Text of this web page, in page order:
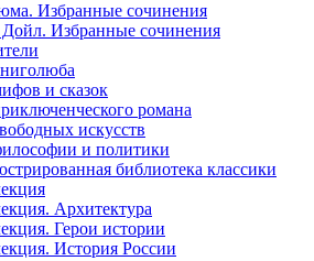
Избранные сочинения
Избранные сочинения
и сказок
романа
искусств
и политики
библиотека классики
Архитектура
Герои истории
История России